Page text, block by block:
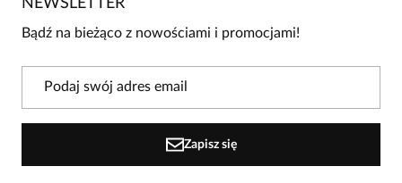
W naszej witrynie opinie mogą dodawać tylko
NEWSLETTER
Bądź na bieżąco z nowościami i promocjami!
Zapisz się